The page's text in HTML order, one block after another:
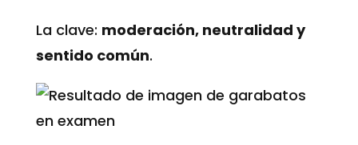
La clave: moderación, neutralidad y
sentido común.